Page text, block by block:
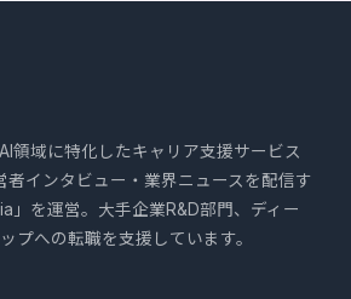
領域に特化したキャリア支援サービス
者インタビュー・業界ニュースを配信す
」を運営。大手企業R&D部門、ディー
プへの転職を支援しています。